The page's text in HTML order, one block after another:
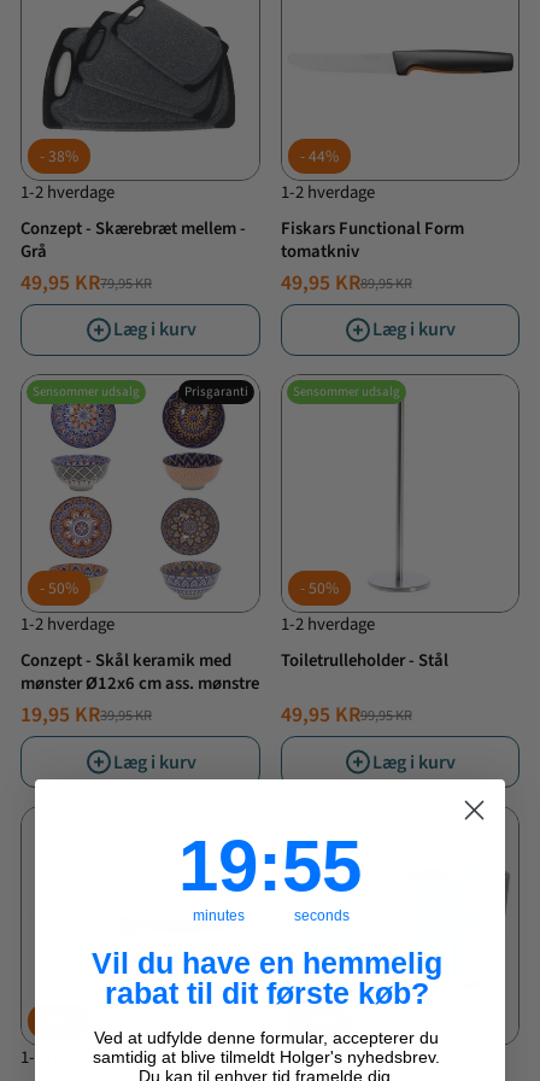
38%
1-2 hverdage
Conzept - Skærebræt mellem -
Grå
NORMALPRIS
79,95 KR
TILBUDSPRIS
49,95 KR
Læg i kurv
44%
1-2 hverdage
Fiskars Functional Form
tomatkniv
NORMALPRIS
89,95 KR
TILBUDSPRIS
49,95 KR
Læg i kurv
Sensommer udsalg Prisgaranti
50%
1-2 hverdage
Conzept - Skål keramik med
mønster Ø12x6 cm ass. mønstre
NORMALPRIS
39,95 KR
TILBUDSPRIS
19,95 KR
Læg i kurv
Sensommer udsalg
50%
1-2 hverdage
Toiletrulleholder - Stål
NORMALPRIS
99,95 KR
TILBUDSPRIS
49,95 KR
Læg i kurv
1-2 hverdage
1-2 hverdage
Countdown ends in:
19
19
minutes
: 53
53
seconds
Vil du have en hemmelig
rabat til dit første køb?
Ved at udfylde denne formular, accepterer du
samtidig at blive tilmeldt Holger's nyhedsbrev.
Du kan til enhver tid framelde dig.